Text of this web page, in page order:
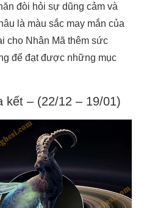
đòi hỏi sự dũng cảm và
là màu sắc may mắn của
cho Nhân Mã thêm sức
để đạt được những mục
– (22/12 – 19/01)